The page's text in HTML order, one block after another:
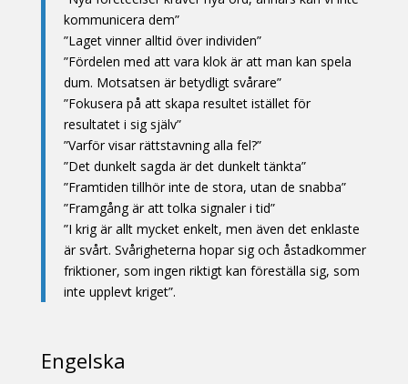
kommunicera dem”
”Laget vinner alltid över individen”
”Fördelen med att vara klok är att man kan spela
dum. Motsatsen är betydligt svårare”
”Fokusera på att skapa resultet istället för
resultatet i sig själv”
”Varför visar rättstavning alla fel?”
”Det dunkelt sagda är det dunkelt tänkta”
”Framtiden tillhör inte de stora, utan de snabba”
”Framgång är att tolka signaler i tid”
”I krig är allt mycket enkelt, men även det enklaste
är svårt. Svårigheterna hopar sig och åstadkommer
friktioner, som ingen riktigt kan föreställa sig, som
inte upplevt kriget”.
Engelska